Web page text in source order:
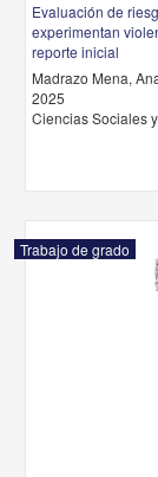
Evaluación de
experimentan
reporte inicial
Madrazo Mena,
2025
Ciencias Sociales
Trabajo de grado